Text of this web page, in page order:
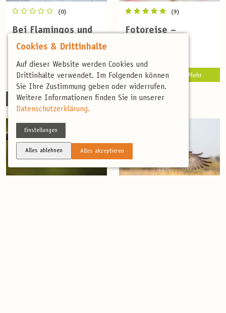
Cookies & Drittinhalte
Auf dieser Website werden Cookies und
Drittinhalte verwendet. Im Folgenden können
Sie Ihre Zustimmung geben oder widerrufen.
Weitere Informationen finden Sie in unserer
Datenschutzerklärung.
Einstellungen
Alles ablehnen Alles akzeptieren
(0)
Bei Flamingos und
Geiern - eine
spätsommerliche
Südfrankreich
8 Tage Mehr
(9)
Fotoreise –
8 Tage Mehr